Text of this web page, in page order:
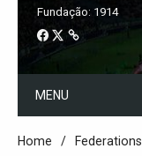
Fundação: 1914
MENU
Home Federations